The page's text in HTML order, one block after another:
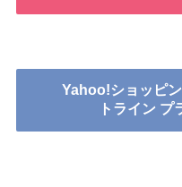
Yahoo!ショッピ
トライン